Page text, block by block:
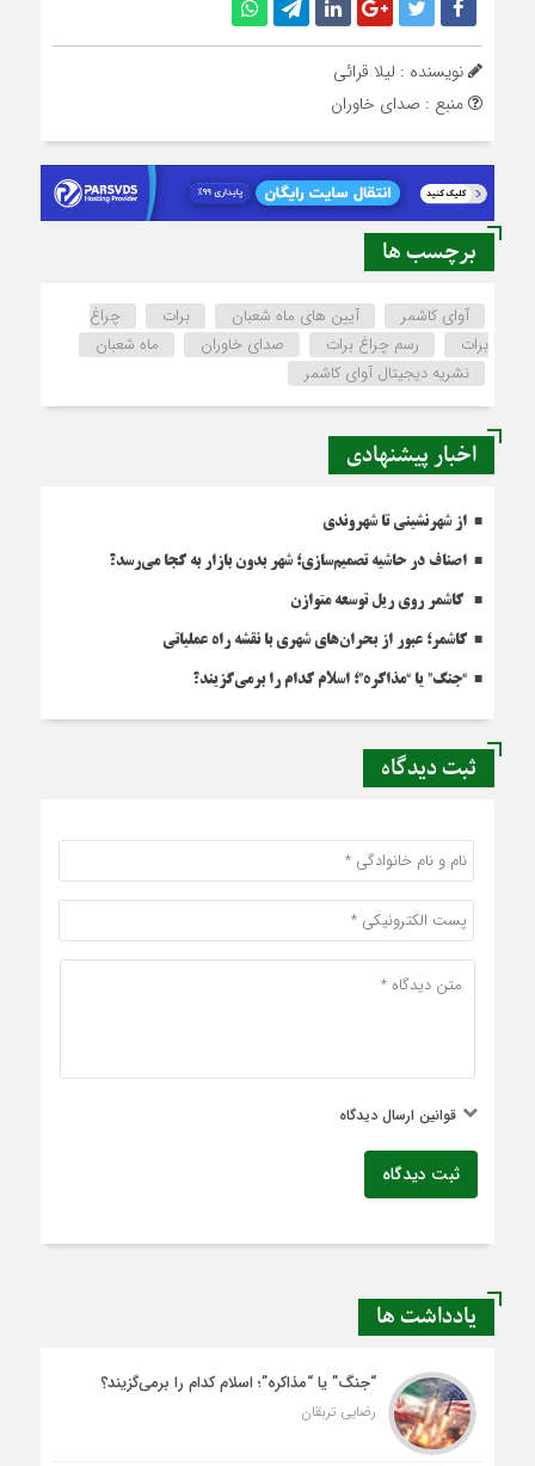
نویسنده : لیلا قرائی
منبع : صدای خاوران
برچسب ها
آوای کاشمر آیین های ماه شعبان برات
چراغ
برات
رسم چراغ برات صدای خاوران
ماه شعبان
نشریه دیجیتال آوای کاشمر
اخبار پیشنهادی
از شهرنشینی تا شهروندی
اصناف در حاشیه تصمیم‌سازی؛ شهر بدون بازار به کجا می‌رسد؟
کاشمر روی ریل توسعه متوازن
کاشمر؛ عبور از بحران‌های شهری با نقشه راه عملیاتی
“جنگ” یا “مذاکره”؛ اسلام کدام را برمی‌گزیند؟
ثبت دیدگاه
قوانین ارسال دیدگاه
ثبت دیدگاه
یادداشت ها
“جنگ” یا “مذاکره”؛ اسلام کدام را برمی‌گزیند؟
رضایی تربقان